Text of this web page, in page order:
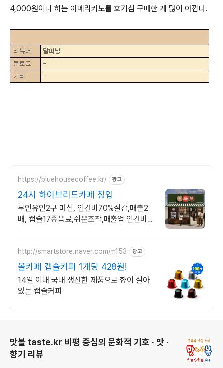
4,000원이나 하는 아메리카노를 호기심 구매한 게 많이 아깝다.
https://bluehousecoffee.kr/ 광고
24시 하이브리드카페 창업
무인유인2구 머신, 인건비70%절감,매출2
배, 캡슐17종음료,쉬운조작,매출업 인건비
http://smartstore.naver.com/m153 광고
올카페 캡슐커피 1개당 428원!
14일 이내 국내 생산한 제품으로 향이 살아
있는 캡슐커피
맛볼 taste.kr 비평 중심의 문화적 기호 · 맛 ·
향기 리뷰